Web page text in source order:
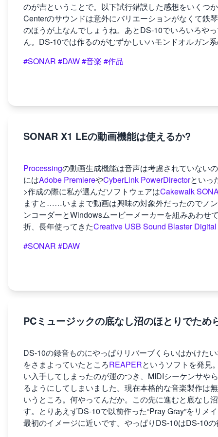
のが吉ということで。以下試行錯誤した感想をいく
Centerのサウンドは意外にバリエーションがなくて鉄
のほうが上なんでしょうね。あとDS-10でいろいろや
ん。DS-10では作るのがむずかしいハモンドオルガン
#SONAR #DAW#音楽 #作品
SONAR X1 LEの動画機能は使えるか?
Processingの動画生成機能は音声は考慮されていない
にはAdobe PremiereやCyberLink PowerDirectorといっ
>作成の際に私が選んだソフトウェアはCakewalk
ますと……いままで動画は興味の対象外だったのでノ
ンコーダーとWindowsムービーメーカーを組みあわせ
折、長年使ってきたCreative USB Sound Blaster
#SONAR #DAW
PCミュージックの底なし沼のほとりでため
DS-10の録音ものにやっぱりリバーブくらいはかけた
をさまよっていたところREAPERというソフトを発見
い入手してしまったのが運のつき、MIDIシーケンサや
るようにしてしまいました。現在本格的な音楽製作は
いうところ。何やってんだか。この先に進むと底なし
す。とりあえずDS-10で以前作った“Pray Gray”をリ
最初のイメージに近いです。やっぱりDS-10はDS-10